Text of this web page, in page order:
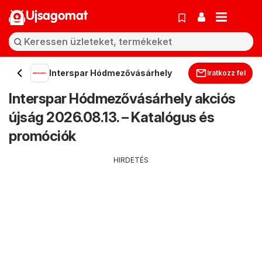
Ujsagomat
Interspar Hódmezővásárhely Iratkozz fel
Interspar Hódmezővásárhely akciós
újság 2026.08.13. – Katalógus és
promóciók
HIRDETÉS